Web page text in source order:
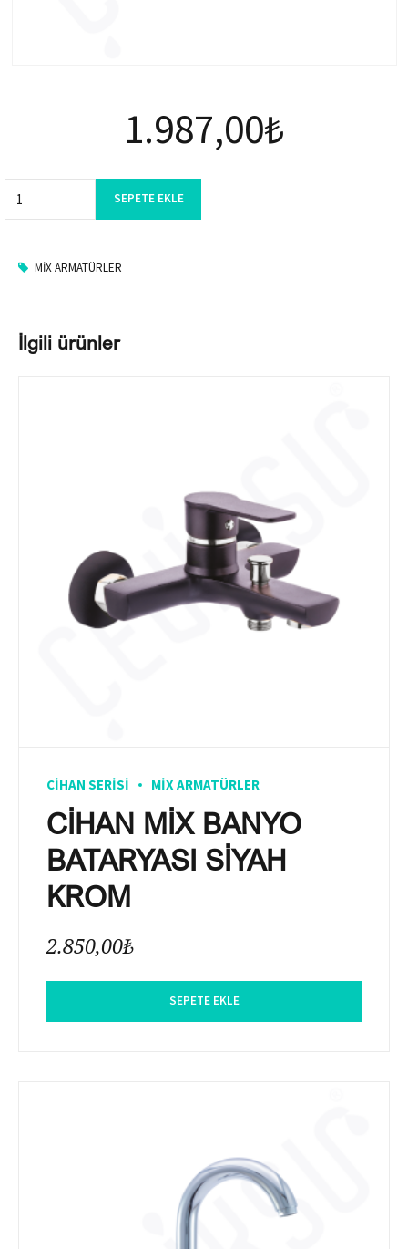
1.987,00₺
SEPETE EKLE
MIX ARMATÜRLER
İlgili ürünler
CIHAN SERISI MIX ARMATÜRLER
CİHAN MİX BANYO
BATARYASI SİYAH
KROM
2.850,00₺
SEPETE EKLE